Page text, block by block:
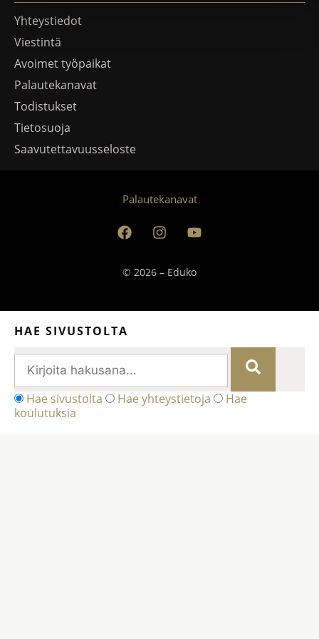
Yhteystiedot
Viestintä
Avoimet työpaikat
Palautekanavat
Todistukset
Tietosuoja
Saavutettavuusseloste
© 2026 – Eduko
Palautekanavat
HAE SIVUSTOLTA
Hae sivustolta Hae yhteystietoja
Hae
koulutuksia